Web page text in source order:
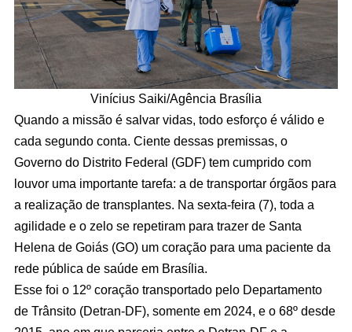
Vinícius Saiki/Agência Brasília
Quando a missão é salvar vidas, todo esforço é válido e
cada segundo conta. Ciente dessas premissas, o
Governo do Distrito Federal (GDF) tem cumprido com
louvor uma importante tarefa: a de transportar órgãos para
a realização de transplantes. Na sexta-feira (7), toda a
agilidade e o zelo se repetiram para trazer de Santa
Helena de Goiás (GO) um coração para uma paciente da
rede pública de saúde em Brasília.
Esse foi o 12º coração transportado pelo Departamento
de Trânsito (Detran-DF), somente em 2024, e o 68º desde